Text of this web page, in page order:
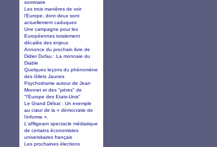
sommaire
Les trois manières de voir
l’Europe, dont deux sont
actuellement caduques
Une campagne pour les
Européennes totalement
décalée des enjeux
Annonce du prochain livre de
Didier Dufau : La monnaie du
Diable
Quelques leçons du phénomène
des Gilets Jaunes
Psychodrame autour de Jean
Monnet et des "pères" de
"l'Europe des Etats-Unis"
Le Grand Débat : Un exemple
au cœur de la « démocratie de
l’informe ».
L'affligeant spectacle médiatique
de certains économistes
universitaires français
Les prochaines élections